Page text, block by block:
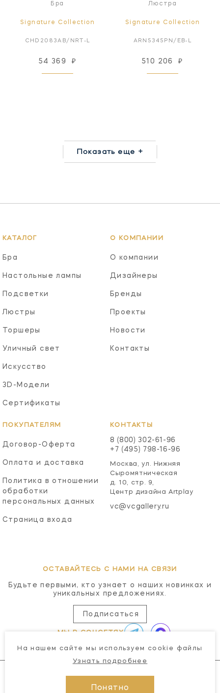
Бра
Signature Collection
CHD2083AB/NRT-L
54 369 ₽
Люстра
Signature Collection
ARN5345PN/EB-L
510 206 ₽
Показать еще +
КАТАЛОГ
Бра
Настольные лампы
Подсветки
Люстры
Торшеры
Уличный свет
Искусство
3D-Модели
Сертификаты
О КОМПАНИИ
О компании
Дизайнеры
Бренды
Проекты
Новости
Контакты
ПОКУПАТЕЛЯМ
Договор-Оферта
Оплата и доставка
Политика в отношении
обработки
персональных данных
Страница входа
КОНТАКТЫ
8 (800) 302-61-96
+7 (495) 798-16-96
Москва, ул. Нижняя
Сыромятническая
д. 10, стр. 9,
Центр дизайна Artplay
vc@vcgallery.ru
ОСТАВАЙТЕСЬ С НАМИ НА СВЯЗИ
Будьте первыми, кто узнает о наших новинках и
уникальных предложениях.
Подписаться
МЫ В СОЦСЕТЯХ
На нашем сайте мы используем cookie файлы
Узнать подробнее
Понятно